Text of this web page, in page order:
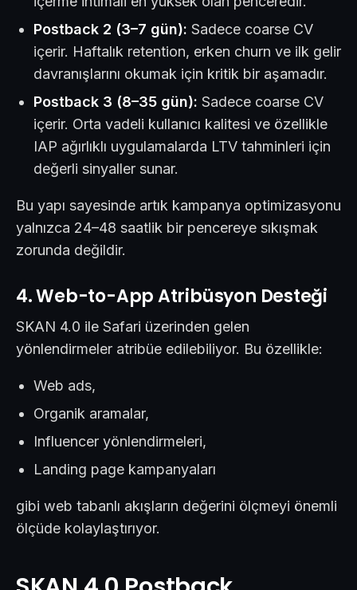
Postback 2 (3–7 gün): Sadece coarse CV
içerir. Haftalık retention, erken churn ve ilk gelir
davranışlarını okumak için kritik bir aşamadır.
Postback 3 (8–35 gün): Sadece coarse CV
içerir. Orta vadeli kullanıcı kalitesi ve özellikle
IAP ağırlıklı uygulamalarda LTV tahminleri için
değerli sinyaller sunar.
Bu yapı sayesinde artık kampanya optimizasyonu
yalnızca 24–48 saatlik bir pencereye sıkışmak
zorunda değildir.
4. Web-to-App Atribüsyon Desteği
SKAN 4.0 ile Safari üzerinden gelen
yönlendirmeler atribüe edilebiliyor. Bu özellikle:
Web ads,
Organik aramalar,
Influencer yönlendirmeleri,
Landing page kampanyaları
gibi web tabanlı akışların değerini ölçmeyi önemli
ölçüde kolaylaştırıyor.